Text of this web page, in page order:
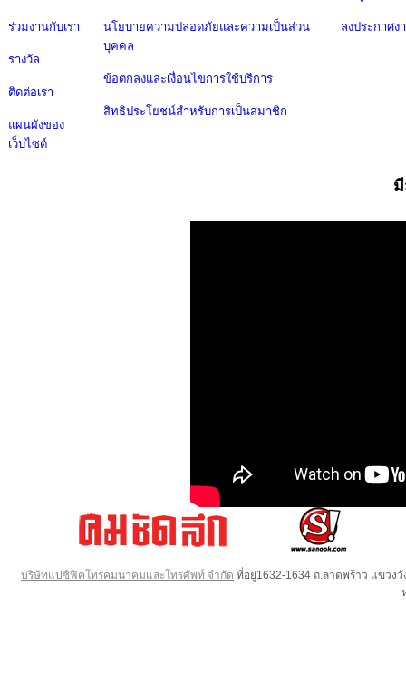
ร่วมงานกับเรา
รางวัล
ติดต่อเรา
แผนผังของ
เว็บไซต์
นโยบายความปลอดภัยและความเป็นส่วน
บุคคล
ข้อตกลงและเงื่อนไขการใช้บริการ
สิทธิประโยชน์สำหรับการเป็นสมาชิก
ลงประกาศง
บริษัทแปซิฟิคโทรคมนาคมและโทรศัพท์ จำกัด ที่อยู่1632-1634 ถ.ลาดพร้าว แขวง